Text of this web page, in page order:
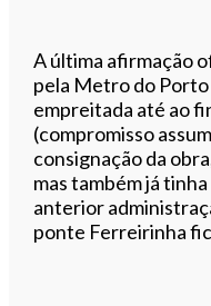
A última afirmação
pela Metro do Porto
empreitada até ao
(compromisso
consignação da
mas também já
anterior
ponte Ferreirinha